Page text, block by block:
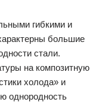
гибкими и
большие
стали.
на композитную
холода» и
однородность